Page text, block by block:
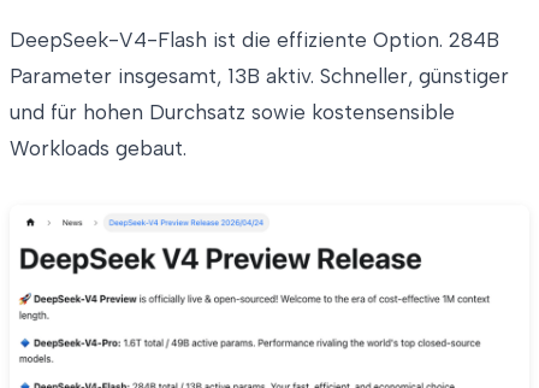
DeepSeek-V4-Flash ist die effiziente Option. 284B
Parameter insgesamt, 13B aktiv. Schneller, günstiger
und für hohen Durchsatz sowie kostensensible
Workloads gebaut.